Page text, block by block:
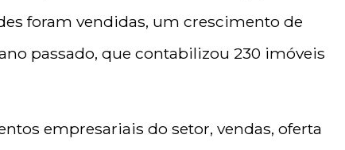
foram vendidas, um crescimento de
passado, que contabilizou 230 imóveis
empresariais do setor, vendas, oferta